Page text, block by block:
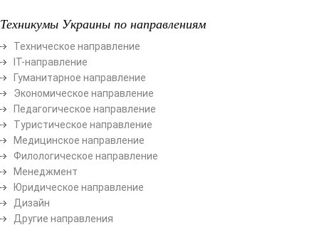
Техникумы Украины по направлениям
Техническое направление
ІТ-направление
Гуманитарное направление
Экономическое направление
Педагогическое направление
Туристическое направление
Медицинское направление
Филологическое направление
Менеджмент
Юридическое направление
Дизайн
Другие направления